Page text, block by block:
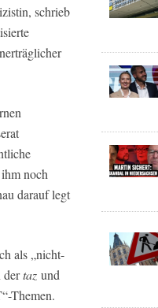
schrieb
noch
darauf legt
als „nicht-
dertaz und
Themen.